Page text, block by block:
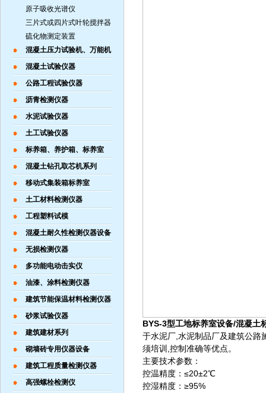
原子吸收光谱仪
三片式或四片式叶轮搅拌器
硫化物测定装置
混凝土压力试验机、万能机
混凝土试验仪器
公路工程试验仪器
沥青检测仪器
水泥试验仪器
土工试验仪器
标养箱、养护箱、标养室
混凝土钻孔取芯机系列
移动式集装箱标养室
土工材料检测仪器
工程塑料试模
混凝土耐久性检测仪器设备
无损检测仪器
多功能电动击实仪
油漆、涂料检测仪器
建筑节能保温材料检测仪器
砂浆试验仪器
建筑建材系列
砌墙砖专用仪器设备
建筑工程质量检测仪器
高强螺栓检测仪
BYS-3型工地标养室设备/混凝土
于水泥厂,水泥制品厂及建筑公路
须培训,控制准确等优点。
主要技术参数：
控温精度：≤20±2℃
控湿精度：≥95%